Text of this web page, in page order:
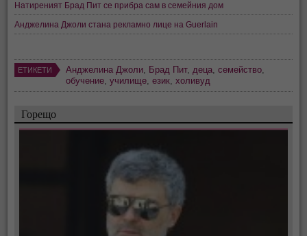
Натиреният Брад Пит се прибра сам в семейния дом
Анджелина Джоли стана рекламно лице на Guerlain
ЕТИКЕТИ Анджелина Джоли, Брад Пит,деца,семейство,
обучение,училище,език,холивуд
Горещо